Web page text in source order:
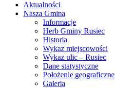
Aktualności
Nasza Gmina
Informacje
Herb Gminy Rusiec
Historia
Wykaz miejscowości
Wykaz ulic – Rusiec
Dane statystyczne
Położenie geograficzne
Galeria